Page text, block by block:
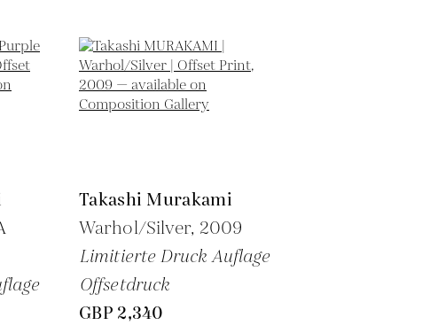
Takashi Murakami
Warhol/Silver, 2009
Limitierte Druck Auflage
Offsetdruck
GBP 2,340